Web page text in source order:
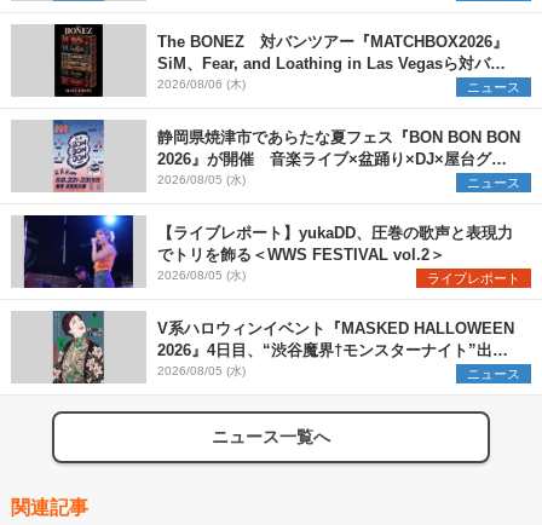
The BONEZ 対バンツアー『MATCHBOX2026』
SiM、Fear, and Loathing in Las Vegasら対バン
アーティストを一斉解禁
2026/08/06 (木) ニュース
静岡県焼津市であらたな夏フェス『BON BON BON
2026』が開催 音楽ライブ×盆踊り×DJ×屋台グル
メ×ランタンナイトで彩る2日間
2026/08/05 (水) ニュース
【ライブレポート】yukaDD、圧巻の歌声と表現力
でトリを飾る＜WWS FESTIVAL vol.2＞
2026/08/05 (水) ライブレポート
V系ハロウィンイベント『MASKED HALLOWEEN
2026』4日目、“渋谷魔界†モンスターナイト”出演6
組を発表
2026/08/05 (水) ニュース
ニュース一覧へ
関連記事